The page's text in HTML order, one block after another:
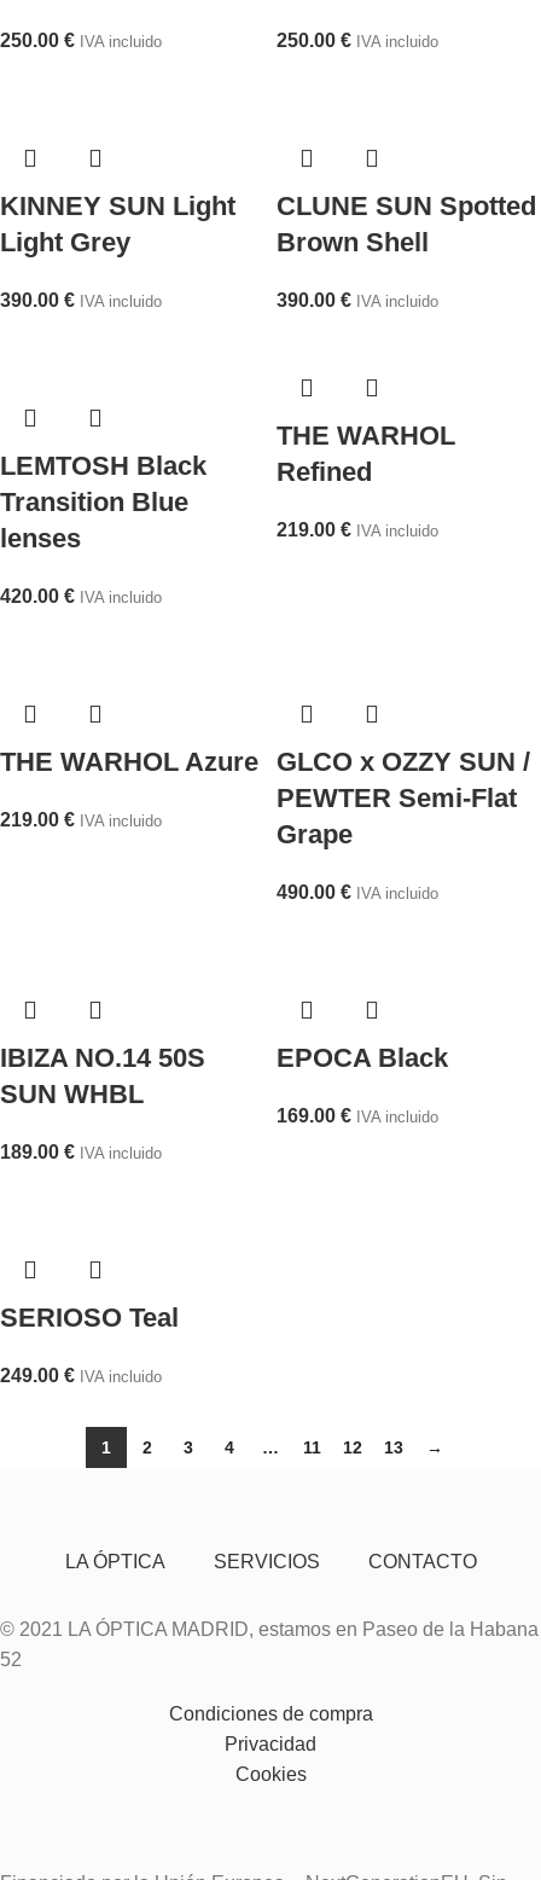
250.00 € IVA incluido 250.00 € IVA incluido
KINNEY SUN Light
Light Grey
390.00 € IVA incluido
CLUNE SUN Spotted
Brown Shell
390.00 € IVA incluido
LEMTOSH Black
Transition Blue
lenses
420.00 € IVA incluido
THE WARHOL
Refined
219.00 € IVA incluido
THE WARHOL Azure
219.00 € IVA incluido
GLCO x OZZY SUN /
PEWTER Semi-Flat
Grape
490.00 € IVA incluido
IBIZA NO.14 50S
SUN WHBL
189.00 € IVA incluido
EPOCA Black
169.00 € IVA incluido
SERIOSO Teal
249.00 € IVA incluido
1 2 3 4 … 11 12 13 →
LA ÓPTICA SERVICIOS CONTACTO
© 2021 LA ÓPTICA MADRID, estamos en Paseo de la Habana
52
Condiciones de compra
Privacidad
Cookies